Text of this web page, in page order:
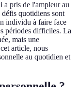
a pris de l'ampleur au
quotidiens sont
individu à faire face
périodes difficiles. La
mais une
article, nous
au quotidien et